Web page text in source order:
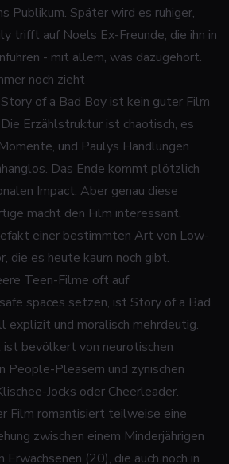
Publikum. Später wird es ruhiger,
trifft auf Noels Ex-Freunde, die ihn in
- mit allem, was dazugehört.
noch zieht
Story of a Bad Boy ist kein guter Film
Erzählstruktur ist chaotisch, es
und Paulys Handlungen
Das Ende kommt plötzlich
Impact. Aber genau diese
macht den Film interessant.
einer bestimmten Art von Low-
die es heute kaum noch gibt.
Teen-Filme oft auf
spaces setzen, ist Story of a Bad
explizit und moralisch mehrdeutig.
bevölkert von neurotischen
People-Pleasern und zynischen
Jocks oder Cheerleader.
Film romantisiert teilweise eine
zwischen einem Minderjährigen
Erwachsenen (20), die auch noch in